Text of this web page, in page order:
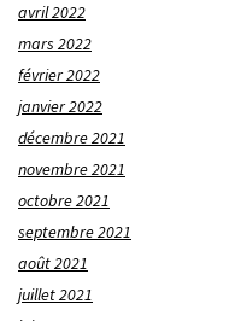
avril 2022
mars 2022
février 2022
janvier 2022
décembre 2021
novembre 2021
octobre 2021
septembre 2021
août 2021
juillet 2021